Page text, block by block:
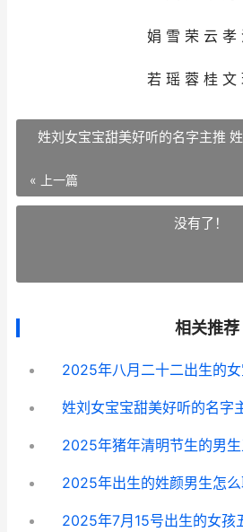
娟 雪 荣 云 孝
若 瑶 蓉 桂 文
姓刘女宝宝甜美好听的名字主推
« 上一篇
没有了！
相关推荐